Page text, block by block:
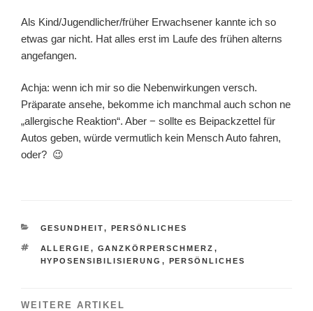
Als Kind/Jugendlicher/früher Erwachsener kannte ich so
etwas gar nicht. Hat alles erst im Laufe des frühen alterns
angefangen.
Achja: wenn ich mir so die Nebenwirkungen versch.
Präparate ansehe, bekomme ich manchmal auch schon ne
„allergische Reaktion“. Aber − sollte es Beipackzettel für
Autos geben, würde vermutlich kein Mensch Auto fahren,
oder? 😉
KATEGORIEN
GESUNDHEIT, PERSÖNLICHES
SCHLAGWÖRTER
ALLERGIE , GANZKÖRPERSCHMERZ ,
HYPOSENSIBILISIERUNG , PERSÖNLICHES
WEITERE ARTIKEL